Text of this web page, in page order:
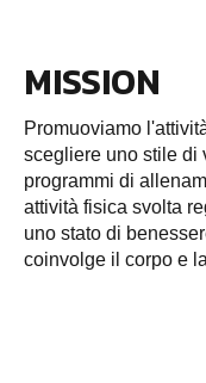
MISSION
Promuoviamo
scegliere uno stile di
programmi di
attività fisica svolta
uno stato di
coinvolge il corpo e